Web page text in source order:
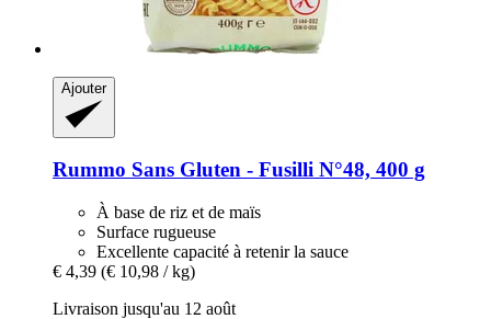
Ajouter
Rummo Sans Gluten -​ Fusilli N°48, 400 g
À base de riz et de maïs
Surface rugueuse
Excellente capacité à retenir la sauce
€ 4,39 (€ 10,98 / kg)
Livraison jusqu'au 12 août